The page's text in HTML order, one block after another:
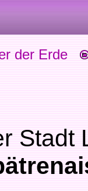
der Erde
Stadt